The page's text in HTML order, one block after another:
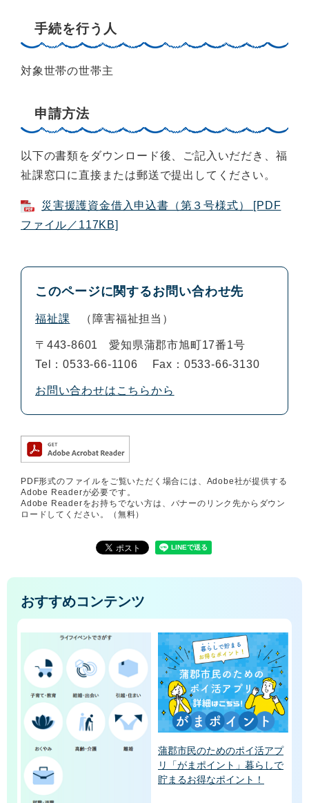
手続を行う人
対象世帯の世帯主
申請方法
以下の書類をダウンロード後、ご記入いだだき、福
祉課窓口に直接または郵送で提出してください。
災害援護資金借入申込書（第３号様式） [PDF
ファイル／117KB]
このページに関するお問い合わせ先
福祉課 障害福祉担当
〒443-8601
愛知県蒲郡市旭町17番1号
Tel：0533-66-1106
Fax：0533-66-3130
お問い合わせはこちらから
PDF形式のファイルをご覧いただく場合には、Adobe社が提供する
Adobe Readerが必要です。
Adobe Readerをお持ちでない方は、バナーのリンク先からダウン
ロードしてください。（無料）
おすすめコンテンツ
蒲郡市民のためのポイ活アプ
リ「がまポイント」暮らしで
貯まるお得なポイント！